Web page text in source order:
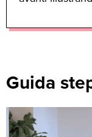
Guida